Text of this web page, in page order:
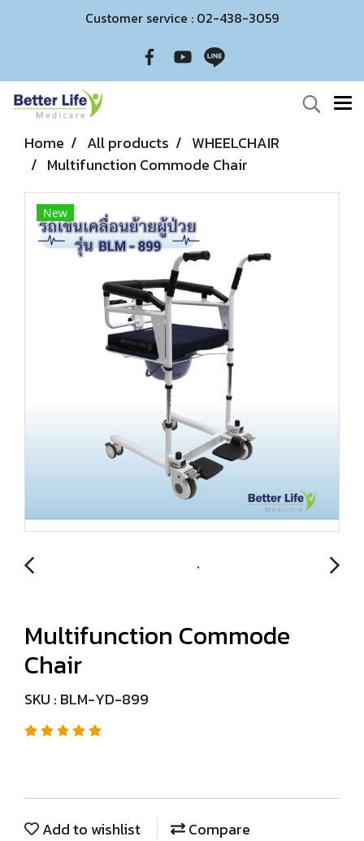
Customer service : 02-438-3059
Home All products
WHEELCHAIR
Multifunction Commode Chair
New
Multifunction Commode
Chair
SKU : BLM-YD-899
Add to wishlist
Compare